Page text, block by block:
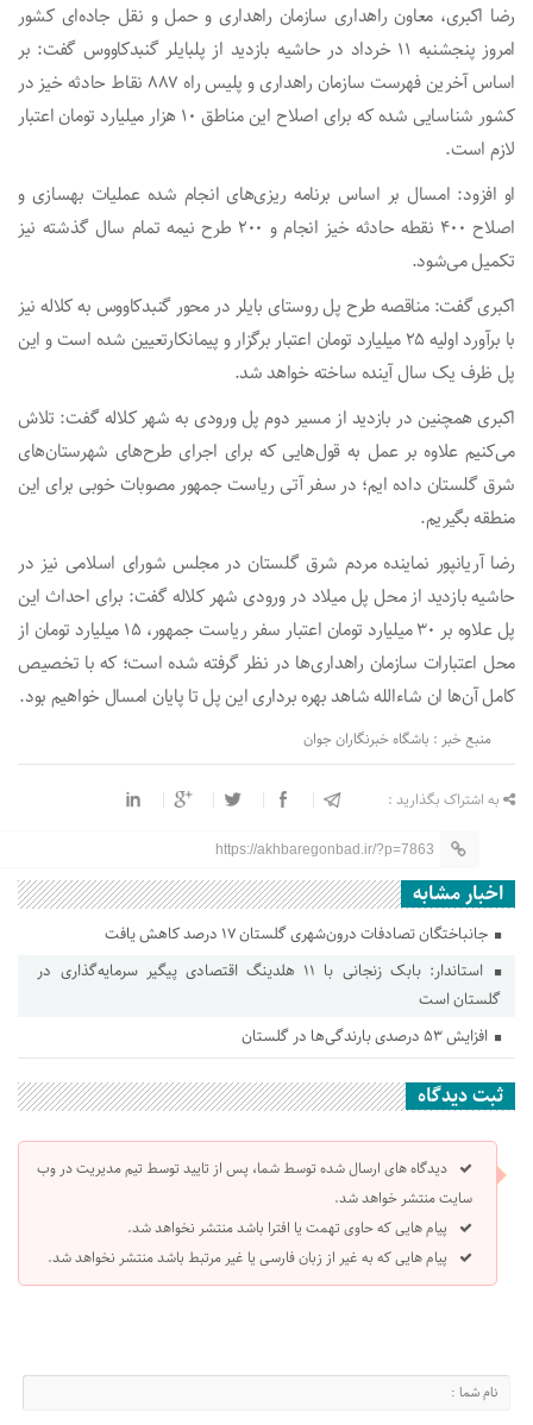
رضا اکبری، معاون راهداری سازمان راهداری و حمل و نقل جاده‌ای کشور
امروز پنجشنبه ۱۱ خرداد در حاشیه بازدید از پلبایلر گنبدکاووس گفت: بر
اساس آخرین فهرست سازمان راهداری و پلیس راه ۸۸۷ نقاط حادثه خیز در
کشور شناسایی شده که برای اصلاح این مناطق ۱٠ هزار میلیارد تومان اعتبار
لازم است.
او افزود: امسال بر اساس برنامه ریزی‌های انجام شده عملیات بهسازی و
اصلاح ۴٠٠ نقطه حادثه خیز انجام و ۲٠٠ طرح نیمه تمام سال گذشته نیز
تکمیل می‌شود.
اکبری گفت: مناقصه طرح پل روستای بایلر در محور گنبدکاووس به کلاله نیز
با برآورد اولیه ۲۵ میلیارد تومان اعتبار برگزار و پیمانکارتعیین شده است و این
پل ظرف یک سال آینده ساخته خواهد شد.
اکبری همچنین در بازدید از مسیر دوم پل ورودی به شهر کلاله گفت: تلاش
می‌کنیم علاوه بر عمل به قول‌هایی که برای اجرای طرح‌های شهرستان‌های
شرق گلستان داده ایم؛ در سفر آتی ریاست جمهور مصوبات خوبی برای این
منطقه بگیریم.
رضا آریانپور نماینده مردم شرق گلستان در مجلس شورای اسلامی نیز در
حاشیه بازدید از محل پل میلاد در ورودی شهر کلاله گفت: برای احداث این
پل علاوه بر ۳۰ میلیارد تومان اعتبار سفر ریاست جمهور، ۱۵ میلیارد تومان از
محل اعتبارات سازمان راهداری‌ها در نظر گرفته شده است؛ که با تخصیص
کامل آن‌ها ان شاءالله شاهد بهره برداری این پل تا پایان امسال خواهیم بود.
منبع خبر : باشگاه خبرنگاران جوان
به اشتراک بگذارید :
https://akhbaregonbad.ir/?p=7863
اخبار مشابه
جانباختگان تصادفات درون‌شهری گلستان ۱۷ درصد کاهش یافت
استاندار: بابک زنجانی با ۱۱ هلدینگ اقتصادی پیگیر سرمایه‌گذاری در
گلستان است
افزایش ۵۳ درصدی بارندگی‌ها در گلستان
ثبت دیدگاه
دیدگاه های ارسال شده توسط شما، پس از تایید توسط تیم مدیریت در وب
سایت منتشر خواهد شد.
پیام هایی که حاوی تهمت یا افترا باشد منتشر نخواهد شد.
پیام هایی که به غیر از زبان فارسی یا غیر مرتبط باشد منتشر نخواهد شد.